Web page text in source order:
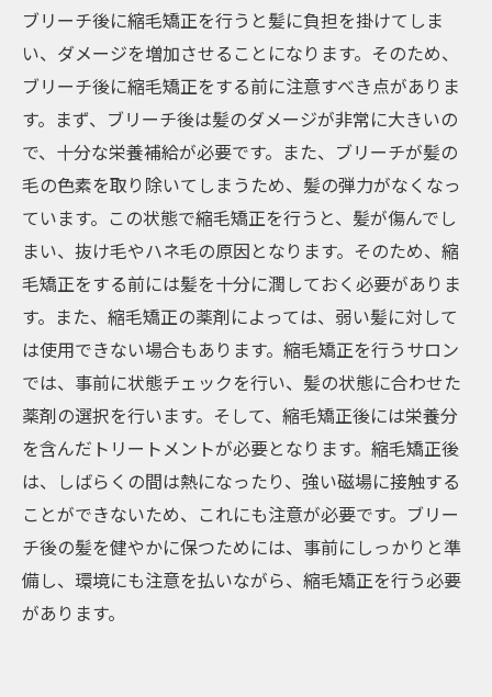
ブリーチ後に縮毛矯正を行うと髪に負担を掛けてしま
い、ダメージを増加させることになります。そのため、
ブリーチ後に縮毛矯正をする前に注意すべき点がありま
す。まず、ブリーチ後は髪のダメージが非常に大きいの
で、十分な栄養補給が必要です。また、ブリーチが髪の
毛の色素を取り除いてしまうため、髪の弾力がなくなっ
ています。この状態で縮毛矯正を行うと、髪が傷んでし
まい、抜け毛やハネ毛の原因となります。そのため、縮
毛矯正をする前には髪を十分に潤しておく必要がありま
す。また、縮毛矯正の薬剤によっては、弱い髪に対して
は使用できない場合もあります。縮毛矯正を行うサロン
では、事前に状態チェックを行い、髪の状態に合わせた
薬剤の選択を行います。そして、縮毛矯正後には栄養分
を含んだトリートメントが必要となります。縮毛矯正後
は、しばらくの間は熱になったり、強い磁場に接触する
ことができないため、これにも注意が必要です。ブリー
チ後の髪を健やかに保つためには、事前にしっかりと準
備し、環境にも注意を払いながら、縮毛矯正を行う必要
があります。